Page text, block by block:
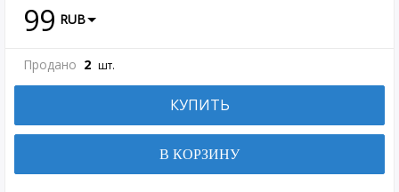
99 RUB
Продано 2 шт.
КУПИТЬ
В КОРЗИНУ